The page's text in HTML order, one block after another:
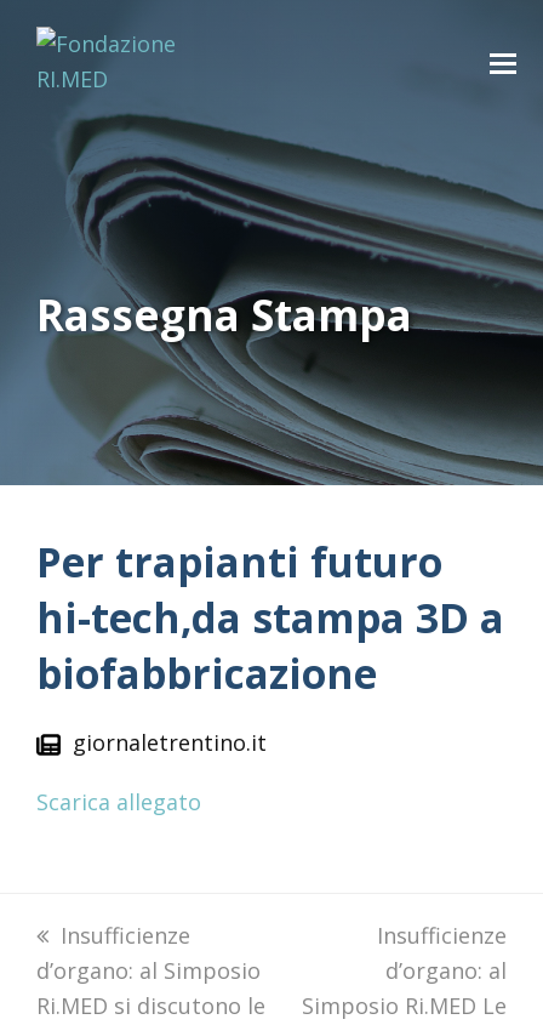
Rassegna Stampa
Per trapianti futuro
hi-tech,da stampa 3D a
biofabbricazione
giornaletrentino.it
Scarica allegato
previous
post:
Insufficienze
d’organo: al Simposio
Ri.MED si discutono le
next
post:
Insufficienze
d’organo: al
Simposio Ri.MED Le